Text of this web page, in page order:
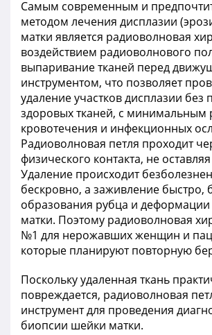
Самым современным и
методом лечения дисплазии
матки является радиоволновая
воздействием радиоволнового
выпаривание тканей перед
инструментом, что позволяет
удаление участков дисплазии без
здоровых тканей, с минимальным
кровотечения и инфекционных
Радиоволновая петля проходит
физического контакта, не
Удаление происходит
бескровно, а заживление быстро,
образования рубца и
матки. Поэтому радиоволновая
№1 для нерожавших женщин и
которые планируют повторную
Поскольку удаленная ткань
повреждается, радиоволновая
инструмент для проведения
биопсии шейки матки.